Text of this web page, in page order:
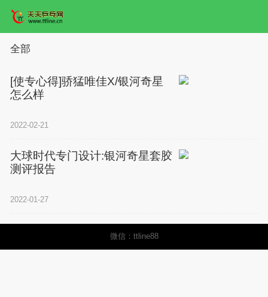
全部
[使专心得]骄猛唯佳X/银河奇星
怎么样
2022-02-21
大球时代专门设计:银河奇星套胶
测评报告
2022-01-27
微信：ttline88